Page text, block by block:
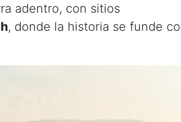
adentro, con sitios
, donde la historia se funde